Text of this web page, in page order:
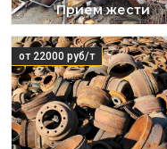
Прием жести
от 22000 руб/т